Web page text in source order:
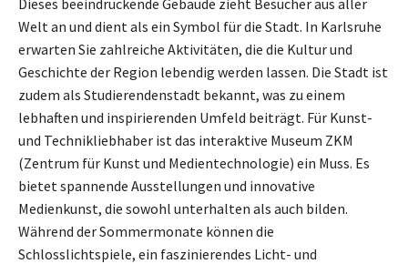
Welt an und dient als ein Symbol für die Stadt. In Karlsruhe
erwarten Sie zahlreiche Aktivitäten, die die Kultur und
Geschichte der Region lebendig werden lassen. Die Stadt ist
zudem als Studierendenstadt bekannt, was zu einem
lebhaften und inspirierenden Umfeld beiträgt. Für Kunst-
und Technikliebhaber ist das interaktive Museum ZKM
(Zentrum für Kunst und Medientechnologie) ein Muss. Es
bietet spannende Ausstellungen und innovative
Medienkunst, die sowohl unterhalten als auch bilden.
Während der Sommermonate können die
Schlosslichtspiele, ein faszinierendes Licht- und